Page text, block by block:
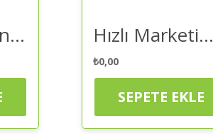
Abdurrahman Tatlıcı Abdurrahman Tatlıcı Kakaolu Cevizli Yaz Helvası 300 Gr – Helva | Kaliteli ve Güvenilir Alışveriş Hızlı Marketim Helvacı Sabri Fıstıklı Dövme Helva 500 gr – Helva | Kaliteli ve Güvenilir Alışveriş
₺0,00
SEPETE EKLE